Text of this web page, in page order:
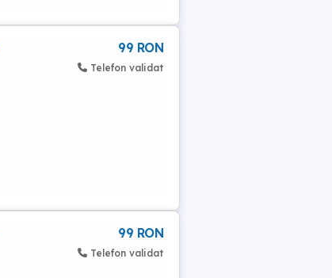
99 RON
Telefon validat
99 RON
Telefon validat